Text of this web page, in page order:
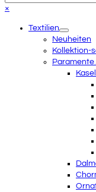
den
scrollen
×
menuTextilien
Neuheiten
Kollektion-
Paramente